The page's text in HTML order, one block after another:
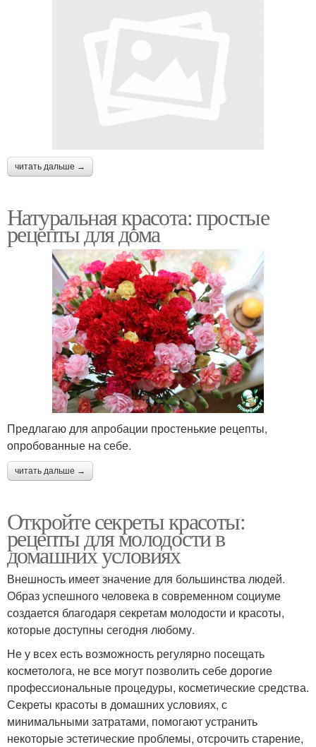
читать дальше →
Натуральная красота: простые
рецепты для дома
Предлагаю для апробации простенькие рецепты,
опробованные на себе.
читать дальше →
Откройте секреты красоты:
рецепты для молодости в
домашних условиях
Внешность имеет значение для большинства людей.
Образ успешного человека в современном социуме
создается благодаря секретам молодости и красоты,
которые доступны сегодня любому.
Не у всех есть возможность регулярно посещать
косметолога, не все могут позволить себе дорогие
профессиональные процедуры, косметические средства.
Секреты красоты в домашних условиях, с
минимальными затратами, помогают устранить
некоторые эстетические проблемы, отсрочить старение,